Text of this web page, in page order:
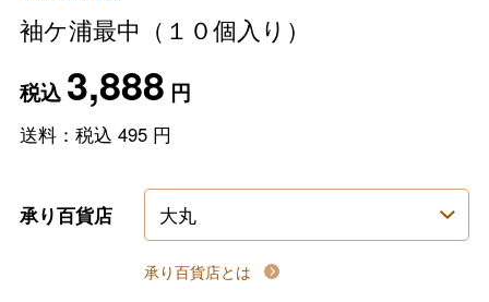
袖ケ浦最中（１０個入り）
税込3,888 円
送料：税込 495円
承り百貨店
承り百貨店とは